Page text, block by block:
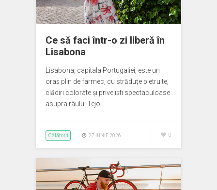
Ce să faci într-o zi liberă în
Lisabona
Lisabona, capitala Portugaliei, este un
oraș plin de farmec, cu străduțe pietruite,
clădiri colorate și priveliști spectaculoase
asupra râului Tejo.…
Călătorii 27 IUNIE 2026 0